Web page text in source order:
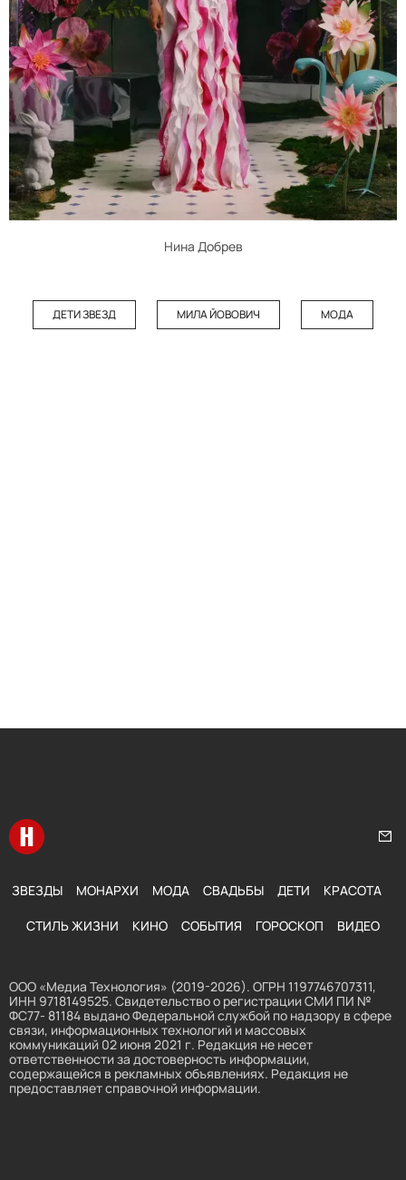
Нина Добрев
ДЕТИ ЗВЕЗД МИЛА ЙОВОВИЧ МОДА
Перейти на главную
ЗВЕЗДЫ МОНАРХИ МОДА СВАДЬБЫ ДЕТИ КРАСОТА
СТИЛЬ ЖИЗНИ КИНО СОБЫТИЯ ГОРОСКОП ВИДЕО
ООО «Медиа Технология» (2019-2026). ОГРН 1197746707311,
ИНН 9718149525. Свидетельство о регистрации СМИ ПИ №
ФС77- 81184 выдано Федеральной службой по надзору в сфере
связи, информационных технологий и массовых
коммуникаций 02 июня 2021 г. Редакция не несет
ответственности за достоверность информации,
содержащейся в рекламных объявлениях. Редакция не
предоставляет справочной информации.